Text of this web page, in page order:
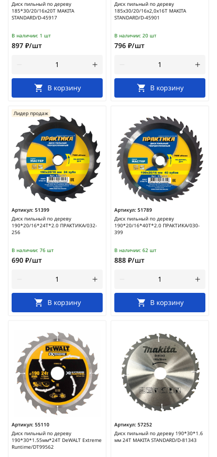
Диск пильный по дереву
185*30/20/16x20Т MAKITA
STANDARD/D-45917
В наличии: 1 шт
897 ₽/шт
В корзину
Диск пильный по дереву
185x30/20/16x2,0x16T MAKITA
STANDARD/D-45901
В наличии: 20 шт
796 ₽/шт
В корзину
Артикул: 51399
Диск пильный по дереву
190*20/16*24Т*2.0 ПРАКТИКА/032-
256
Лидер продаж
В наличии: 76 шт
690 ₽/шт
В корзину
Артикул: 51789
Диск пильный по дереву
190*20/16*40Т*2.0 ПРАКТИКА/030-
399
В наличии: 62 шт
888 ₽/шт
В корзину
Артикул: 55110
Диск пильный по дереву
190*30*1.55мм*24Т DeWALT Extreme
Runtime/DT99562
Артикул: 57252
Диск пильный по дереву 190*30*1.6
мм 24Т MAKITA STANDARD/D-81343